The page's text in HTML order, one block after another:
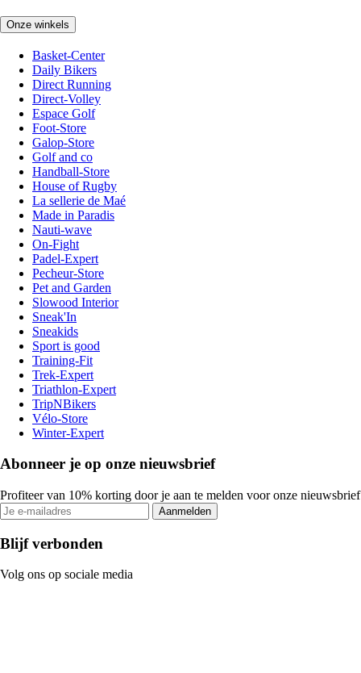
Onze winkels
Basket-Center
Daily Bikers
Direct Running
Direct-Volley
Espace Golf
Foot-Store
Galop-Store
Golf and co
Handball-Store
House of Rugby
La sellerie de Maé
Made in Paradis
Nauti-wave
On-Fight
Padel-Expert
Pecheur-Store
Pet and Garden
Slowood Interior
Sneak'In
Sneakids
Sport is good
Training-Fit
Trek-Expert
Triathlon-Expert
TripNBikers
Vélo-Store
Winter-Expert
Abonneer je op onze nieuwsbrief
Profiteer van 10% korting door je aan te melden voor onze nieuwsbrief
Aanmelden
Blijf verbonden
Volg ons op sociale media